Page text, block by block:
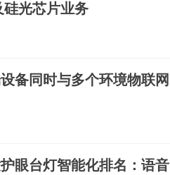
光芯片业务
备同时与多个环境物联网
眼台灯智能化排名：语音